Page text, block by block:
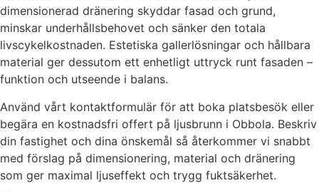
dimensionerad dränering skyddar fasad och grund,
minskar underhållsbehovet och sänker den totala
livscykelkostnaden. Estetiska gallerlösningar och hållbara
material ger dessutom ett enhetligt uttryck runt fasaden –
funktion och utseende i balans.
Använd vårt kontaktformulär för att boka platsbesök eller
begära en kostnadsfri offert på ljusbrunn i Obbola. Beskriv
din fastighet och dina önskemål så återkommer vi snabbt
med förslag på dimensionering, material och dränering
som ger maximal ljuseffekt och trygg fuktsäkerhet.